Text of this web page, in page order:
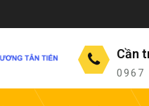
Cần
0967